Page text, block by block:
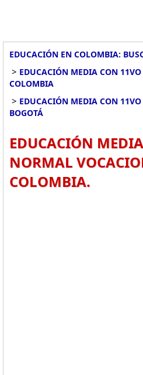
EDUCACIÓN EN COLOMBIA:
> EDUCACIÓN MEDIA CON
COLOMBIA
> EDUCACIÓN MEDIA CON
BOGOTÁ
EDUCACIÓN
NORMAL
COLOMBIA.